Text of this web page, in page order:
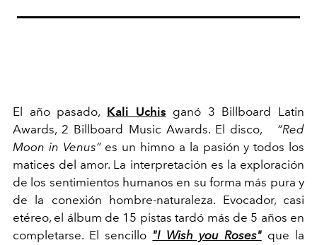
El año pasado, Kali Uchis ganó 3 Billboard Latin
Awards, 2 Billboard Music Awards. El disco,
“Red
Moon in Venus”es un himno a la pasión y todos los
matices del amor. La interpretación es la exploración
de los sentimientos humanos en su forma más pura y
de la conexión hombre-naturaleza. Evocador, casi
etéreo, el álbum de 15 pistas tardó más de 5 años en
completarse. El sencillo "I Wish you Roses"que la